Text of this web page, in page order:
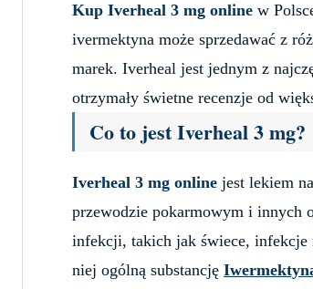
Kup Iverheal 3 mg online w
ivermektyna może sprzedawać z
marek. Iverheal jest jednym z
otrzymały świetne recenzje od
Co to jest Iverheal 3 mg?
Iverheal 3 mg online jest lekiem
przewodzie pokarmowym i innych
infekcji, takich jak świece, infekcje
niej ogólną substancję